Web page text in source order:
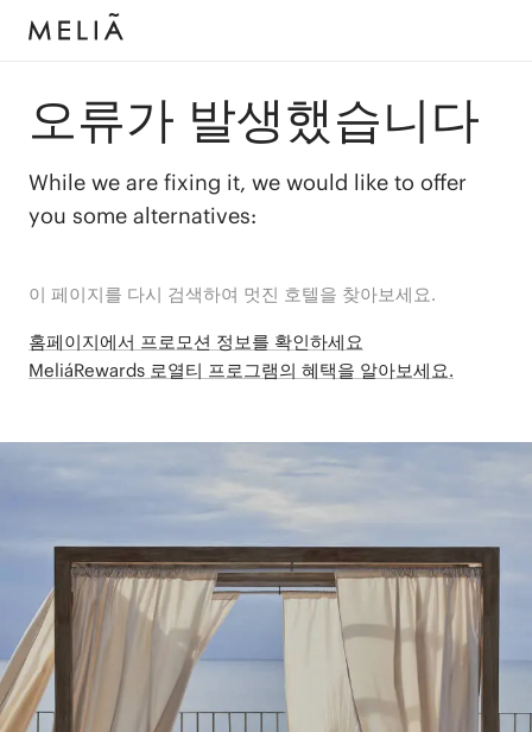
오류가 발생했습니다
While we are fixing it, we would like to offer
you some alternatives:
이 페이지를 다시 검색하여 멋진 호텔을 찾아보세요.
홈페이지에서 프로모션 정보를 확인하세요
MeliáRewards 로열티 프로그램의 혜택을 알아보세요.